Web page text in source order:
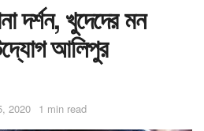
দর্শন, খুদেদের মন
আলিপুর
2020 1 min read